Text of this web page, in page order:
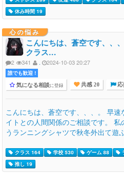
休み時間 19
心の悩み
こんにちは、蒼空です、、
クラス…
2 341 . 2024-10-03 20:27
誰でも歓迎 !
気になる相談に登録 共感 20 応
こんにちは、蒼空です、、、。 早
イトとの人間関係のご相談です。
うランニングシャツで秋冬外出て遊
クラス 164 学校 530 ゲーム 88
推し 19